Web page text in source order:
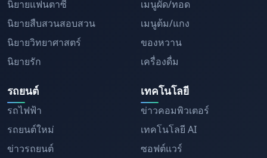
นิยายแฟนตาซี
นิยายสืบสวนสอบสวน
นิยายวิทยาศาสตร์
นิยายรัก
เมนูผัด/ทอด
เมนูต้ม/แกง
ของหวาน
เครื่องดื่ม
รถยนต์
รถไฟฟ้า
รถยนต์ใหม่
ข่าวรถยนต์
เทคโนโลยี
ข่าวคอมพิวเตอร์
เทคโนโลยี AI
ซอฟต์แวร์